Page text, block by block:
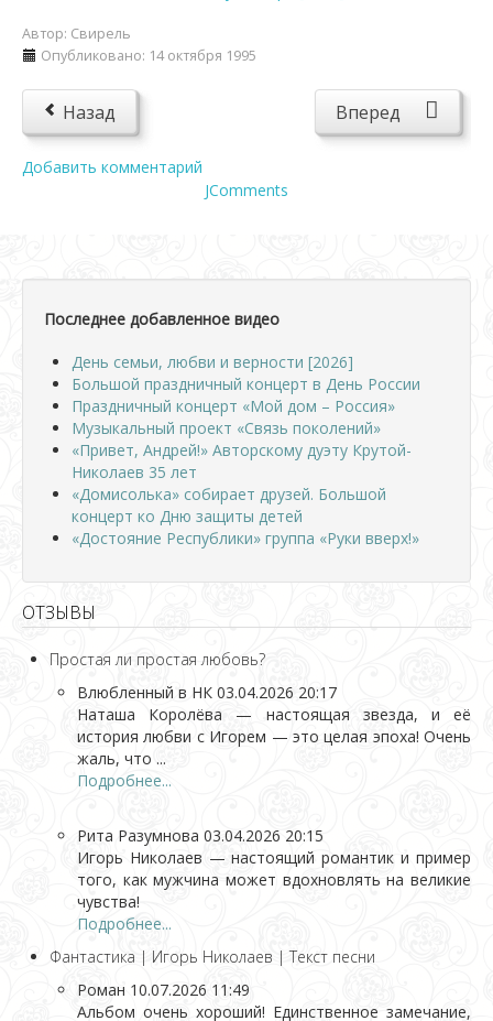
Автор: Свирель
Опубликовано: 14 октября 1995
Назад Вперед
Добавить комментарий
JComments
Последнее добавленное видео
День семьи, любви и верности [2026]
Большой праздничный концерт в День России
Праздничный концерт «Мой дом – Россия»
Музыкальный проект «Связь поколений»
«Привет, Андрей!» Авторскому дуэту Крутой-
Николаев 35 лет
«Домисолька» собирает друзей. Большой
концерт ко Дню защиты детей
«Достояние Республики» группа «Руки вверх!»
ОТЗЫВЫ
Простая ли простая любовь?
Влюбленный в НК 03.04.2026 20:17
Наташа Королёва — настоящая звезда, и её
история любви с Игорем — это целая эпоха! Очень
жаль, что ...
Подробнее...
Рита Разумнова 03.04.2026 20:15
Игорь Николаев — настоящий романтик и пример
того, как мужчина может вдохновлять на великие
чувства!
Подробнее...
Фантастика | Игорь Николаев | Текст песни
Роман 10.07.2026 11:49
Альбом очень хороший! Единственное замечание,